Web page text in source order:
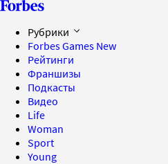
Рубрики
Forbes Games New
Рейтинги
Франшизы
Подкасты
Видео
Life
Woman
Sport
Young